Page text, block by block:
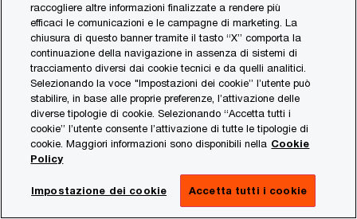
everest_g_v2
everesttech.net
Pochi secondi
Terze parti
Questo dominio è di proprietà di Adobe. La
principale attività commerciale è: Pubblicità
raccogliere altre informazioni finalizzate a rendere più
efficaci le comunicazioni e le campagne di marketing. La
chiusura di questo banner tramite il tasto “X” comporta la
continuazione della navigazione in assenza di sistemi di
tracciamento diversi dai cookie tecnici e da quelli analitici.
Selezionando la voce "Impostazioni dei cookie” l’utente può
stabilire, in base alle proprie preferenze, l’attivazione delle
diverse tipologie di cookie. Selezionando “Accetta tutti i
cookie” l’utente consente l’attivazione di tutte le tipologie di
cookie. Maggiori informazioni sono disponibili nella Cookie
Policy
Impostazione dei cookie Accetta tutti i cookie